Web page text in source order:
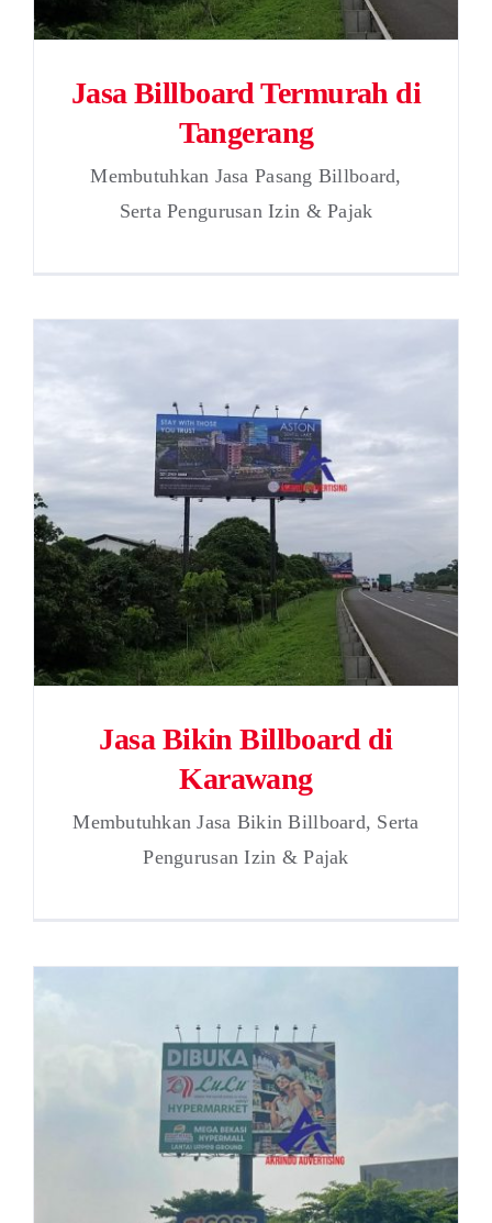
Jasa Billboard Termurah di
Tangerang
Membutuhkan Jasa Pasang Billboard,
Serta Pengurusan Izin & Pajak
Jasa Bikin Billboard di
Karawang
Membutuhkan Jasa Bikin Billboard, Serta
Pengurusan Izin & Pajak